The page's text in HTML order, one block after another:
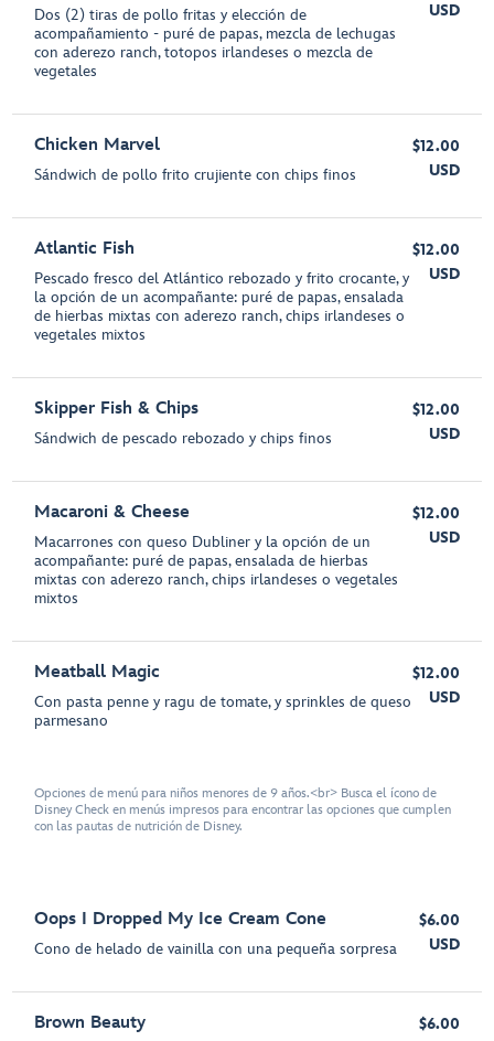
Dos (2) tiras de pollo fritas y elección de
acompañamiento - puré de papas, mezcla de lechugas
con aderezo ranch, totopos irlandeses o mezcla de
vegetales
USD
Chicken Marvel
Sándwich de pollo frito crujiente con chips finos
$12.00
USD
Atlantic Fish
Pescado fresco del Atlántico rebozado y frito crocante, y
la opción de un acompañante: puré de papas, ensalada
de hierbas mixtas con aderezo ranch, chips irlandeses o
vegetales mixtos
$12.00
USD
Skipper Fish & Chips
Sándwich de pescado rebozado y chips finos
$12.00
USD
Macaroni & Cheese
Macarrones con queso Dubliner y la opción de un
acompañante: puré de papas, ensalada de hierbas
mixtas con aderezo ranch, chips irlandeses o vegetales
mixtos
$12.00
USD
Meatball Magic
Con pasta penne y ragu de tomate, y sprinkles de queso
parmesano
$12.00
USD
Opciones de menú para niños menores de 9 años.<br> Busca el ícono de
Disney Check en menús impresos para encontrar las opciones que cumplen
con las pautas de nutrición de Disney.
Oops I Dropped My Ice Cream Cone
Cono de helado de vainilla con una pequeña sorpresa
$6.00
USD
Brown Beauty
$6.00